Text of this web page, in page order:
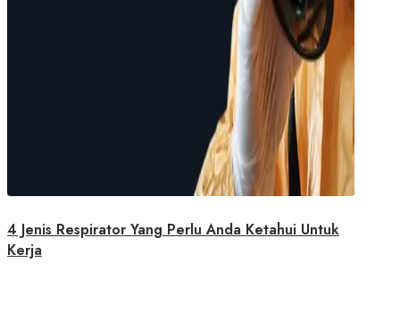
4 Jenis Respirator Yang Perlu Anda Ketahui Untuk
Kerja